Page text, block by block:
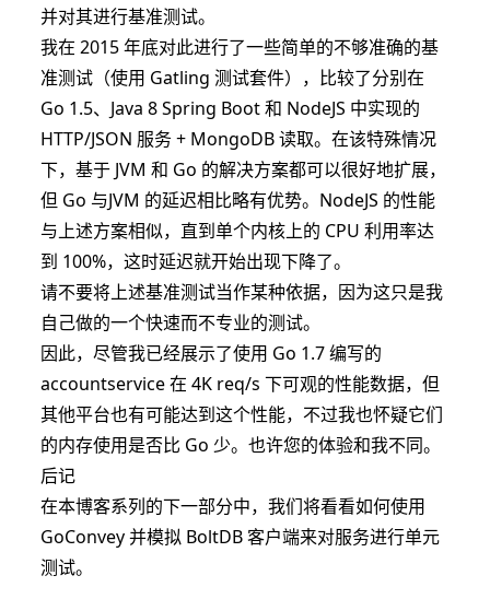
并对其进行基准测试。
我在 2015 年底对此进行了一些简单的不够准确的基
准测试（使用 Gatling 测试套件），比较了分别在
Go 1.5、Java 8 Spring Boot 和 NodeJS 中实现的
HTTP/JSON 服务 + MongoDB 读取。在该特殊情况
下，基于 JVM 和 Go 的解决方案都可以很好地扩展，
但 Go 与JVM 的延迟相比略有优势。NodeJS 的性能
与上述方案相似，直到单个内核上的 CPU 利用率达
到 100%，这时延迟就开始出现下降了。
请不要将上述基准测试当作某种依据，因为这只是我
自己做的一个快速而不专业的测试。
因此，尽管我已经展示了使用 Go 1.7 编写的
accountservice 在 4K req/s 下可观的性能数据，但
其他平台也有可能达到这个性能，不过我也怀疑它们
的内存使用是否比 Go 少。也许您的体验和我不同。
后记
在本博客系列的下一部分中，我们将看看如何使用
GoConvey 并模拟 BoltDB 客户端来对服务进行单元
测试。